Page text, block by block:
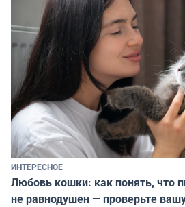
ИНТЕРЕСНОЕ
Любовь кошки: как понять, что
не равнодушен — проверьте